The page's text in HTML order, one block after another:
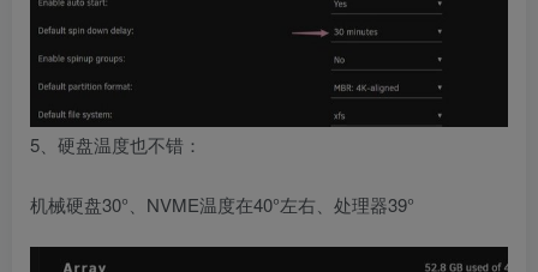
5、硬盘温度也不错：
机械硬盘30°、NVME温度在40°左右、处理器39°